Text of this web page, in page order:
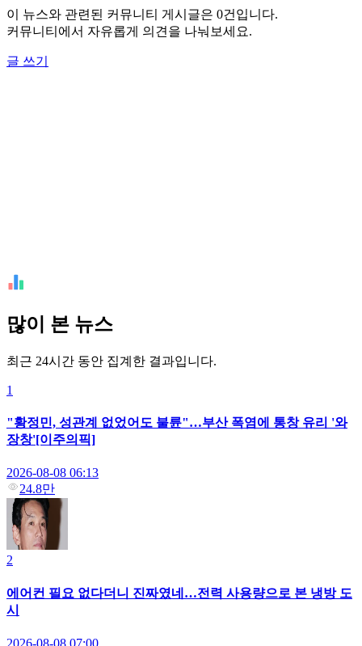
이 뉴스와 관련된 커뮤니티 게시글은 0건입니다.
커뮤니티에서 자유롭게 의견을 나눠보세요.
글 쓰기
많이 본 뉴스
최근 24시간 동안 집계한 결과입니다.
1
"황정민, 성관계 없었어도 불륜"…부산 폭염에 통창 유리 '와
장창'[이주의픽]
2026-08-08 06:13
24.8만
2
에어컨 필요 없다더니 진짜였네…전력 사용량으로 본 냉방 도
시
2026-08-08 07:00